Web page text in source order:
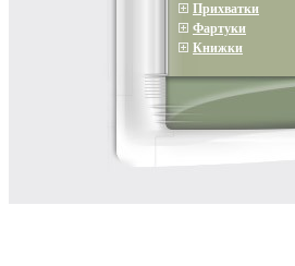
Прихватки
Фартуки
Книжки